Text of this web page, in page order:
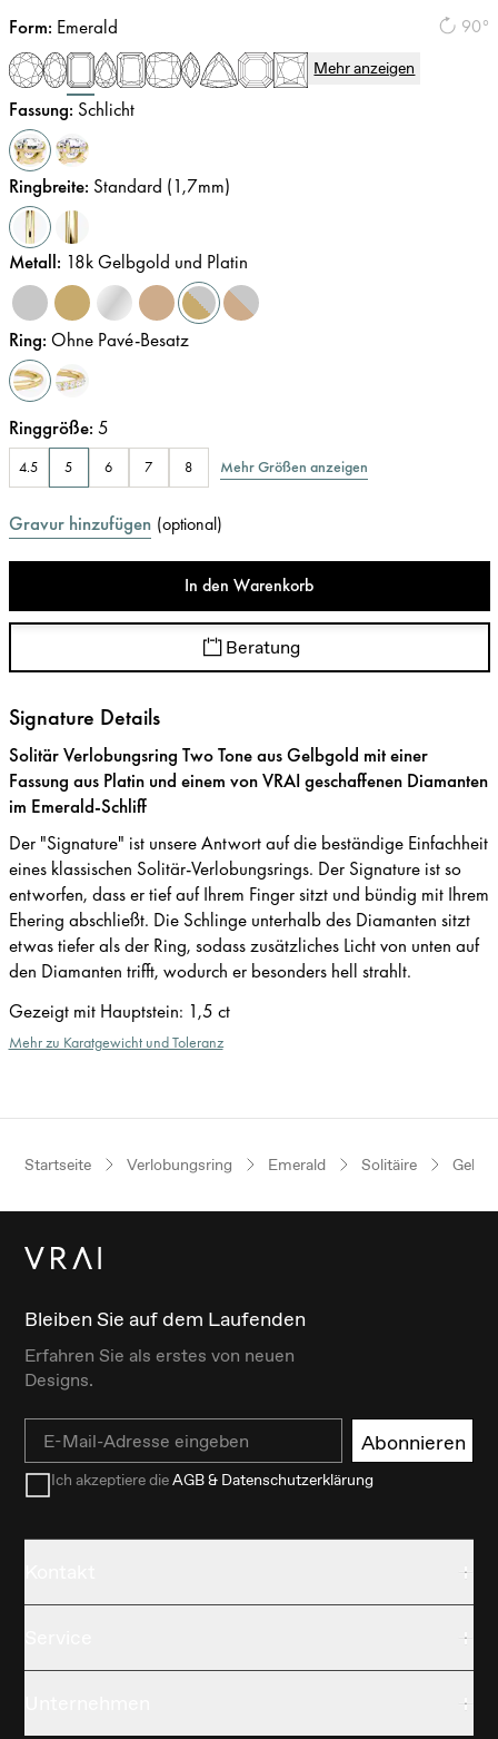
90°
Form: Emerald
Mehr anzeigen
Fassung: Schlicht
Ringbreite: Standard (1,7mm)
Metall: 18k Gelbgold und Platin
Ring: Ohne Pavé-Besatz
Ringgröße: 5
4.5 5 6 7 8 Mehr Größen anzeigen
Gravur hinzufügen (optional)
In den Warenkorb
Beratung
Signature Details
Solitär Verlobungsring Two Tone aus Gelbgold mit einer
Fassung aus Platin und einem von VRAI geschaffenen Diamanten
im Emerald-Schliff
Der "Signature" ist unsere Antwort auf die beständige Einfachheit
eines klassischen Solitär-Verlobungsrings. Der Signature ist so
entworfen, dass er tief auf Ihrem Finger sitzt und bündig mit Ihrem
Ehering abschließt. Die Schlinge unterhalb des Diamanten sitzt
etwas tiefer als der Ring, sodass zusätzliches Licht von unten auf
den Diamanten trifft, wodurch er besonders hell strahlt.
Gezeigt mit Hauptstein: 1,5 ct
Mehr zu Karatgewicht und Toleranz
Startseite Verlobungsring Emerald Solitäire
Bleiben Sie auf dem Laufenden
Erfahren Sie als erstes von neuen
Designs.
Email Abonnieren
Ich akzeptiere dieAGB & Datenschutzerklärung